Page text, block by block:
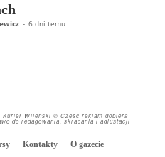
- 6 dni temu
Kurier Wileński © Część reklam dobiera
do redagowania, skracania i adiustacji
Kontakty O gazecie